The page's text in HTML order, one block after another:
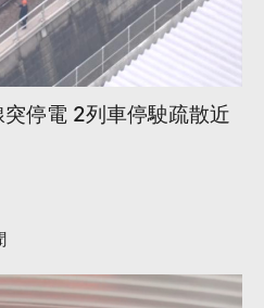
停電 2列車停駛疏散近